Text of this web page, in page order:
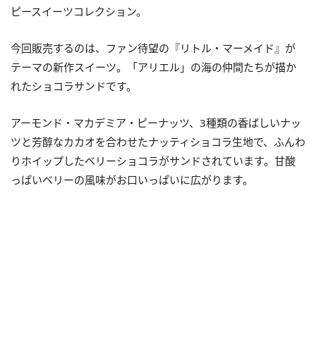
ピースイーツコレクション。
今回販売するのは、ファン待望の『リトル・マーメイド』が
テーマの新作スイーツ。「アリエル」の海の仲間たちが描か
れたショコラサンドです。
アーモンド・マカデミア・ピーナッツ、3種類の香ばしいナッ
ツと芳醇なカカオを合わせたナッティショコラ生地で、ふんわ
りホイップしたベリーショコラがサンドされています。甘酸
っぱいベリーの風味がお口いっぱいに広がります。